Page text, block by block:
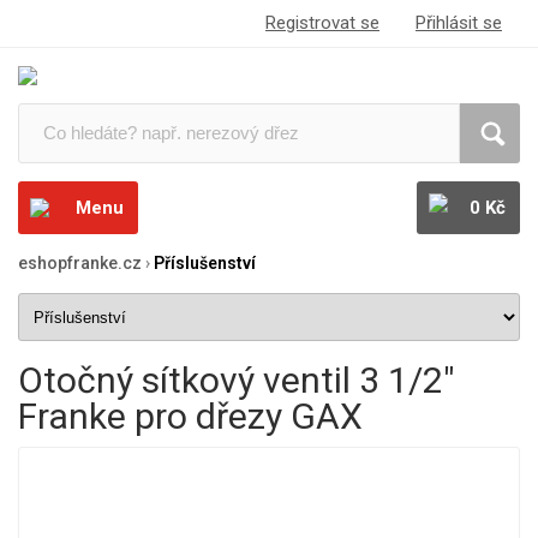
Registrovat se Přihlásit se
Menu 0 Kč
eshopfranke.cz › Příslušenství
Otočný sítkový ventil 3 1/2"
Franke pro dřezy GAX